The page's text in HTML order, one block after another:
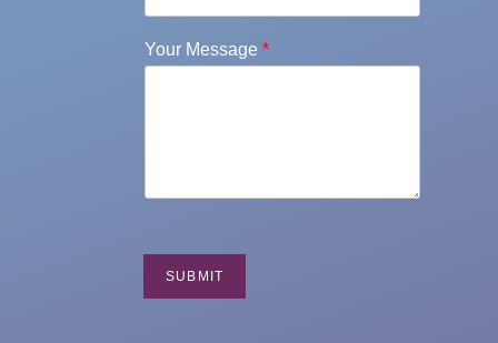
Your Message *
SUBMIT